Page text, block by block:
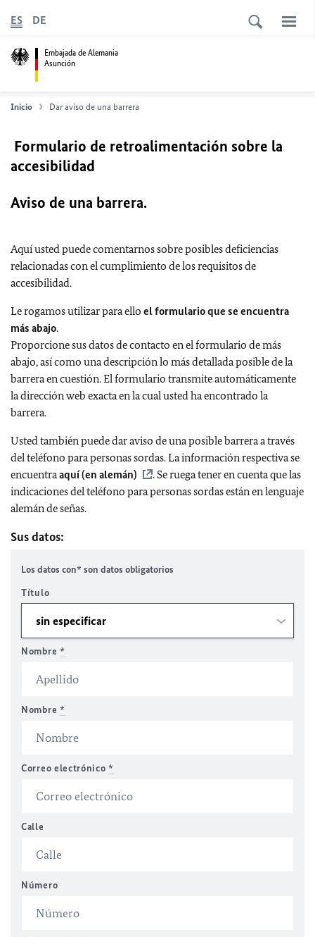
Embajada de Alemania
Asunción
ES DE
Inicio Dar aviso de una barrera
Formulario de retroalimentación sobre la
accesibilidad
Aviso de una barrera.
Aquí usted puede comentarnos sobre posibles deficiencias
relacionadas con el cumplimiento de los requisitos de
accesibilidad.
Le rogamos utilizar para ello el formulario que se encuentra
más abajo.
Proporcione sus datos de contacto en el formulario de más
abajo, así como una descripción lo más detallada posible de la
barrera en cuestión. El formulario transmite automáticamente
la dirección web exacta en la cual usted ha encontrado la
barrera.
Usted también puede dar aviso de una posible barrera a través
del teléfono para personas sordas. La información respectiva se
encuentraaquí (en alemán)
. Se ruega tener en cuenta que las
indicaciones del teléfono para personas sordas están en lenguaje
alemán de señas.
Sus datos:
Los datos con* son datos obligatorios
Título
Nombre *
Nombre *
Correo electrónico*
Calle
Número